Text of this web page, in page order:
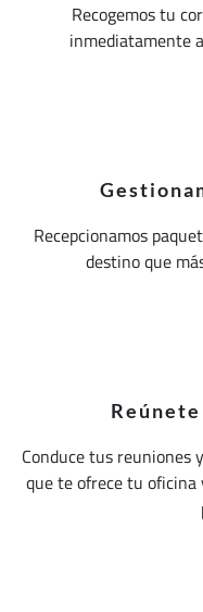
Recogemos tu
inmediatamente
Recepcionamos
destino que
Conduce tus reuniones
que te ofrece tu